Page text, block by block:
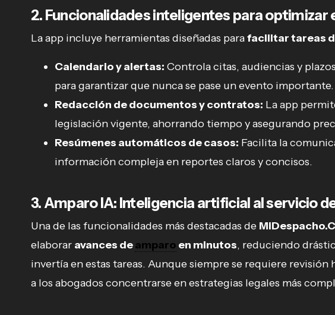
2. Funcionalidades inteligentes para optimizar
La app incluye herramientas diseñadas parafacilitar tareas
Calendario y alertas: Controla citas, audiencias y
para garantizar que nunca se pase un evento importante.
Redacción de documentos y contratos: La app
legislación vigente, ahorrando tiempo y asegurando
Resúmenes automáticos de casos: Facilita la
información compleja en reportes claros y concisos.
3. Amparo IA: Inteligencia artificial al servicio
Una de las funcionalidades más destacadas de
elaborar avances deamparo en minutos, reduciendo
invertía en estas tareas. Aunque siempre se requiere
a los abogados concentrarse en estrategias legales más